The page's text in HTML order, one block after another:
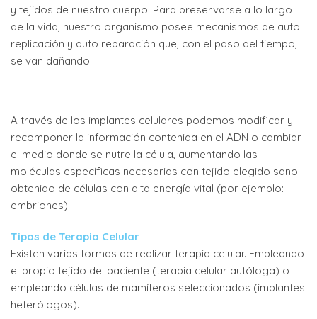
y tejidos de nuestro cuerpo. Para preservarse a lo largo
de la vida, nuestro organismo posee mecanismos de auto
replicación y auto reparación que, con el paso del tiempo,
se van dañando.
A través de los implantes celulares podemos modificar y
recomponer la información contenida en el ADN o cambiar
el medio donde se nutre la célula, aumentando las
moléculas específicas necesarias con tejido elegido sano
obtenido de células con alta energía vital (por ejemplo:
embriones).
Tipos de Terapia Celular
Existen varias formas de realizar terapia celular. Empleando
el propio tejido del paciente (terapia celular autóloga) o
empleando células de mamíferos seleccionados (implantes
heterólogos).